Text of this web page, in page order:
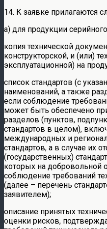
14. К заявке прилагаются
а) для продукции
копия технической
конструкторской, и (или)
эксплуатационной) на
список стандартов (с
наименований, а также
если соблюдение
может быть обеспечено
разделов (пунктов,
стандартов в целом),
международных и
стандартов, а в случае их
(государственных)
которых на добровольной
соблюдение требований
(далее – перечень
заявителем);
описание принятых
оценки рисков,